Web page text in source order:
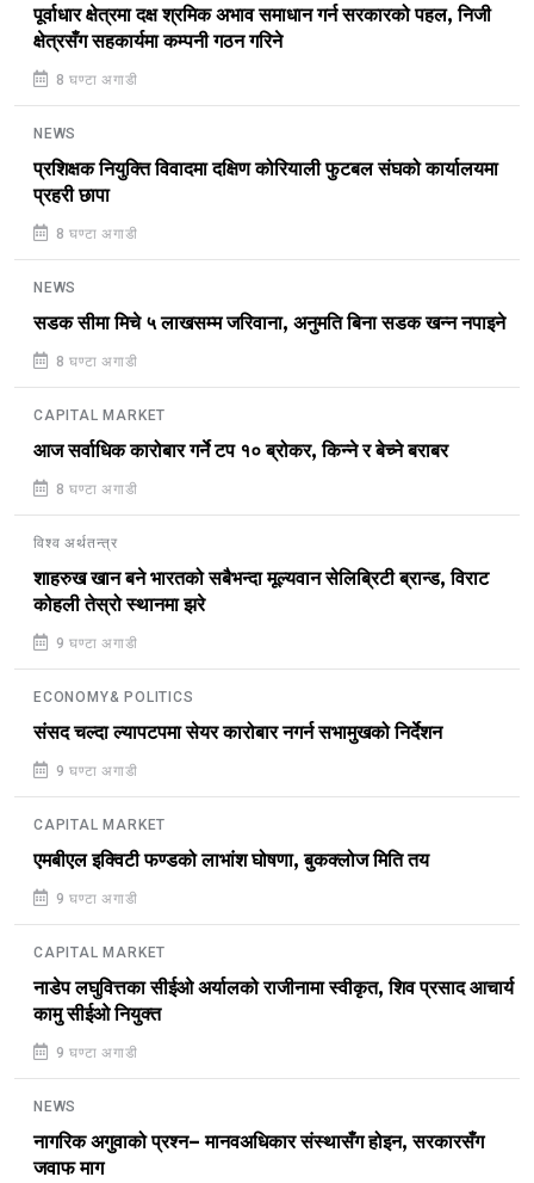
पूर्वाधार क्षेत्रमा दक्ष श्रमिक अभाव समाधान गर्न सरकारको पहल, निजी
क्षेत्रसँग सहकार्यमा कम्पनी गठन गरिने
8 घण्टा अगाडी
NEWS
प्रशिक्षक नियुक्ति विवादमा दक्षिण कोरियाली फुटबल संघको कार्यालयमा
प्रहरी छापा
8 घण्टा अगाडी
NEWS
सडक सीमा मिचे ५ लाखसम्म जरिवाना, अनुमति बिना सडक खन्न नपाइने
8 घण्टा अगाडी
CAPITAL MARKET
आज सर्वाधिक कारोबार गर्ने टप १० ब्रोकर, किन्ने र बेच्ने बराबर
8 घण्टा अगाडी
विश्व अर्थतन्त्र
शाहरुख खान बने भारतको सबैभन्दा मूल्यवान सेलिब्रिटी ब्रान्ड, विराट
कोहली तेस्रो स्थानमा झरे
9 घण्टा अगाडी
ECONOMY& POLITICS
संसद चल्दा ल्यापटपमा सेयर कारोबार नगर्न सभामुखको निर्देशन
9 घण्टा अगाडी
CAPITAL MARKET
एमबीएल इक्विटी फण्डको लाभांश घोषणा, बुकक्लोज मिति तय
9 घण्टा अगाडी
CAPITAL MARKET
नाडेप लघुवित्तका सीईओ अर्यालको राजीनामा स्वीकृत, शिव प्रसाद आचार्य
कामु सीईओ नियुक्त
9 घण्टा अगाडी
NEWS
नागरिक अगुवाको प्रश्न– मानवअधिकार संस्थासँग होइन, सरकारसँग
जवाफ माग